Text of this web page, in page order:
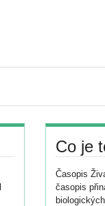
Co je
Časopis
časopis